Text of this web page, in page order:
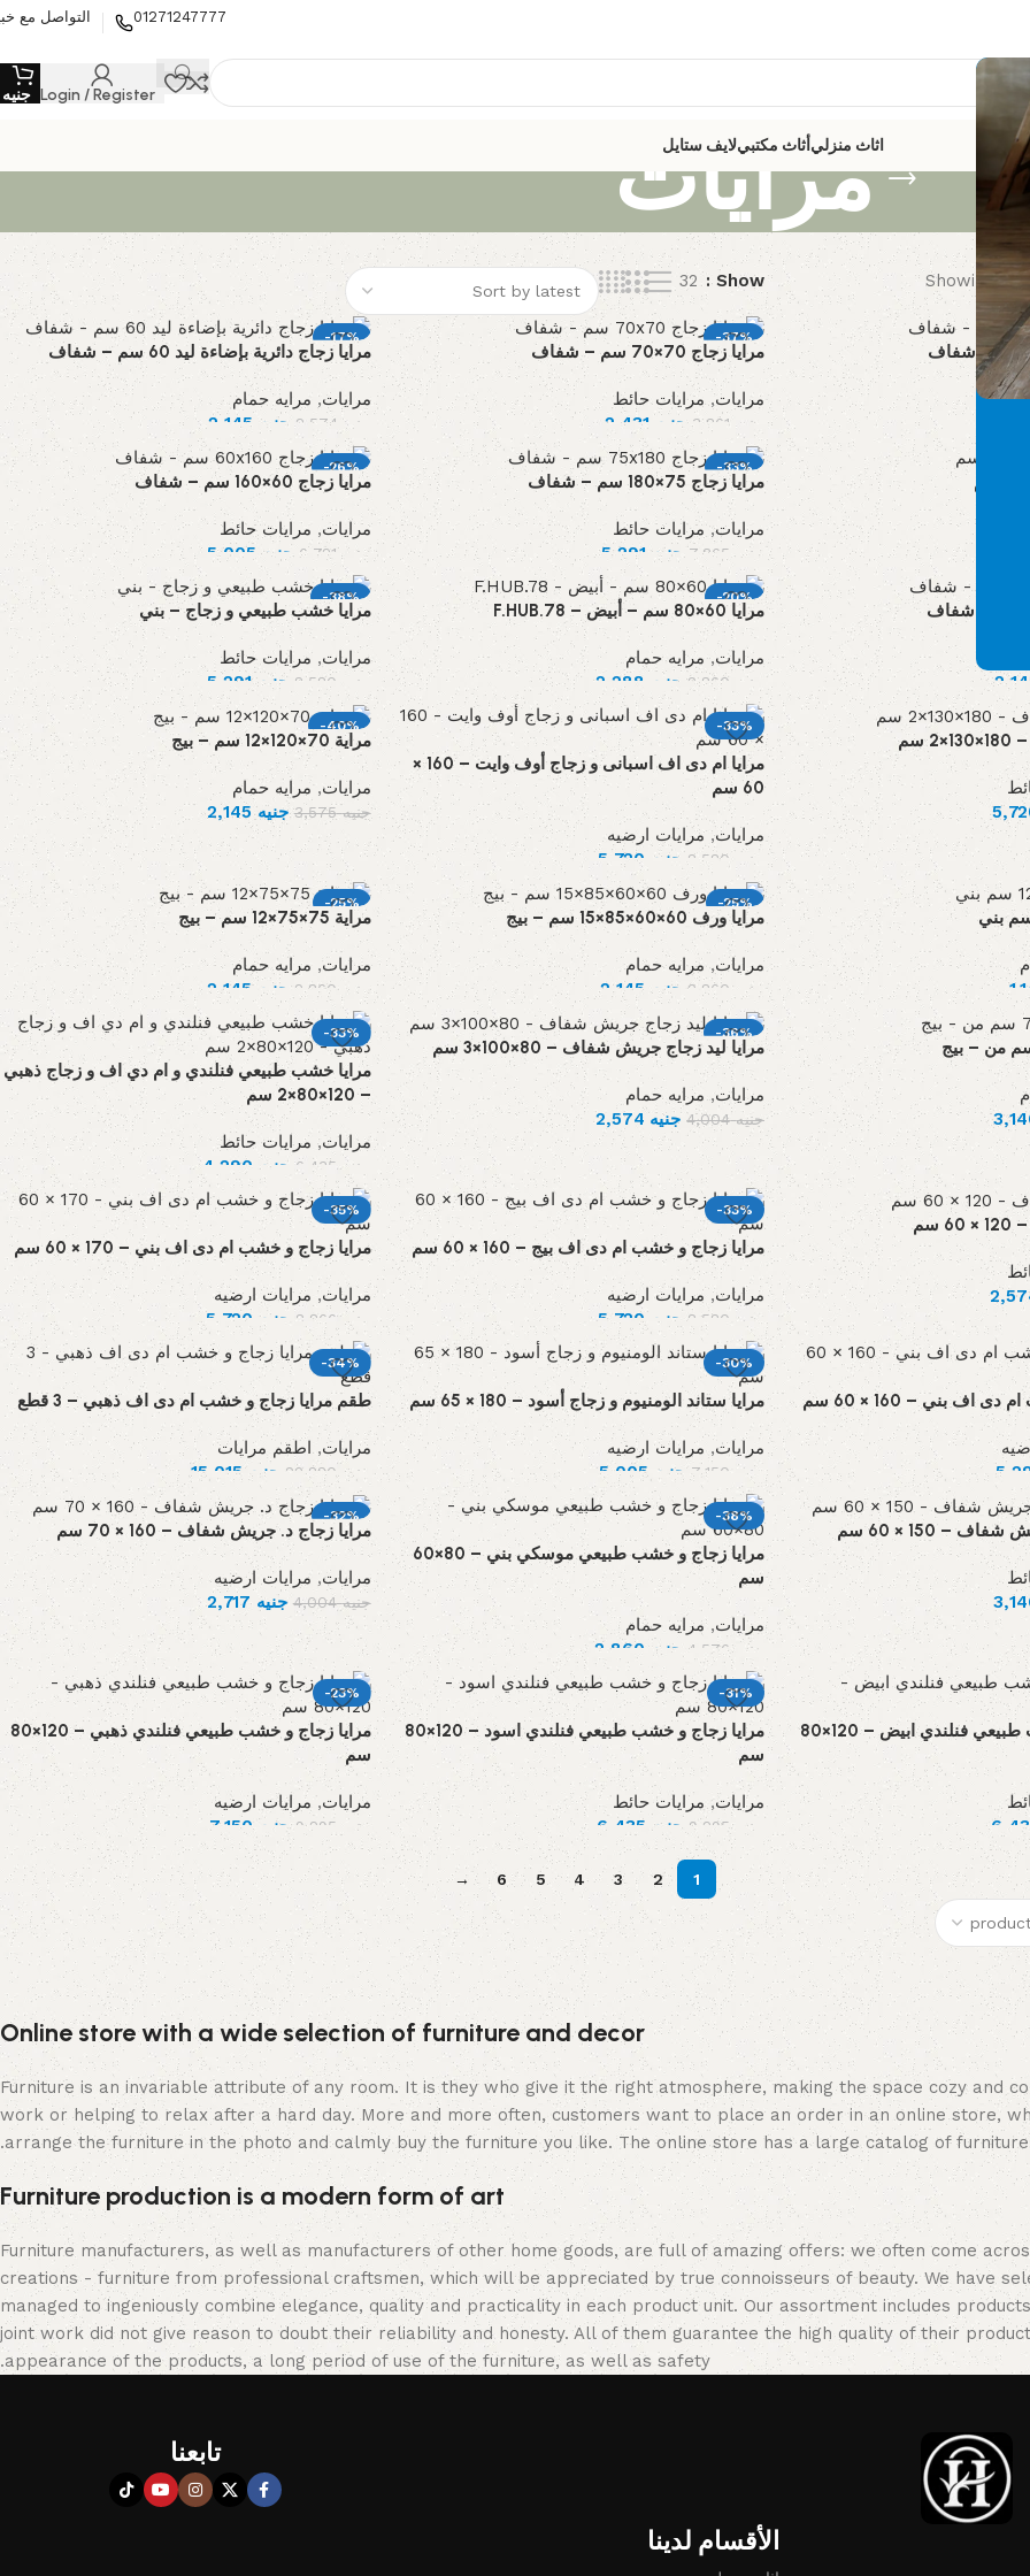
01271247777 التواصل مع
Login / Register جنيه
اثاث منزلي أثاث مكتبيلايف ستايل
مرايات
Showing
Show
32
-37%
مرايا زجاج 70×70 سم – شفاف
مرايات,مرايات حائط
جنيه3,861 جنيه
-17%
مرايا زجاج دائرية بإضاءة ليد 60 سم – شفاف
مرايات, مرايه حمام
جنيه جنيه
-33%
مرايا زجاج 75×180 سم – شفاف
مرايات,مرايات حائط
جنيه 7,865 جنيه5,291
-26%
مرايا زجاج 60×160 سم – شفاف
مرايات, مرايات حائط
جنيه6,721 جنيه5,005
-20%
مرايا 60×80 سم – أبيض – F.HUB.78
مرايات,مرايه حمام
جنيه جنيه
-38%
مرايا خشب طبيعي و زجاج – بني
مرايات,مرايات حائط
جنيه جنيه5,291
-33%
مرايا ام دى اف اسبانى و زجاج أوف وايت – 160 ×
60 سم
مرايات,مرايات ارضيه
جنيه جنيه
-40%
مراية 70×120×12 سم – بيج
مرايات,مرايه حمام
جنيه3,575 جنيه2,145
-25%
مرايا ورف 60×60×85×15 سم – بيج
مرايات,مرايه حمام
جنيه 2,860 جنيه
-25%
مراية 75×75×12 سم – بيج
مرايات, مرايه حمام
جنيه 2,860 جنيه 2,145
-36%
مرايا ليد زجاج جريش شفاف – 80×100×3 سم
مرايات,مرايه حمام
جنيه4,004 جنيه2,574
-33%
مرايا خشب طبيعي فنلندي و ام دي اف و زجاج ذهبي
– 120×80×2 سم
مرايات, مرايات حائط
جنيه 6,435 جنيه
-33%
مرايا زجاج و خشب ام دى اف بيج – 160 × 60 سم
مرايات,مرايات ارضيه
جنيه جنيه 5,720
-35%
مرايا زجاج و خشب ام دى اف بني – 170 × 60 سم
مرايات, مرايات ارضيه
جنيه 8,866 جنيه
اف بني – 160 × 60 سم
-30%
مرايا ستاند الومنيوم و زجاج أسود – 180 × 65 سم
مرايات, مرايات ارضيه
جنيه جنيه
-34%
طقم مرايا زجاج و خشب ام دى اف ذهبي – 3 قطع
مرايات,اطقم مرايات
جنيه 22,880 جنيه 15,015
– 150 × 60 سم
-38%
مرايا زجاج و خشب طبيعي موسكي بني – 80×60
سم
مرايات,مرايه حمام
جنيه 4,576 جنيه
-32%
مرايا زجاج د. جريش شفاف – 160 × 70 سم
مرايات, مرايات ارضيه
جنيه4,004 جنيه 2,717
مرايا زجاج و خشب طبيعي فنلندي ابيض – 120×80
-31%
مرايا زجاج و خشب طبيعي فنلندي اسود – 120×80
سم
مرايات, مرايات حائط
جنيه 9,295 جنيه6,435
-23%
مرايا زجاج و خشب طبيعي فنلندي ذهبي – 120×80
سم
مرايات, مرايات ارضيه
جنيه جنيه 7,150
1
2
3
4
5
6
→
Online store with a wide selection of furniture and decor
Furniture is an invariable attribute of any room. It is they who give it the right atmosphere, making the space cozy and
work or helping to relax after a hard day. More and more often, customers want to place an order in an online store,
arrange the furniture in the photo and calmly buy the furniture you like. The online store has a large catalog of
Furniture production is a modern form of art
Furniture manufacturers, as well as manufacturers of other home goods, are full of amazing offers: we often come
creations - furniture from professional craftsmen, which will be appreciated by true connoisseurs of beauty. We have
managed to ingeniously combine elegance, quality and practicality in each product unit. Our assortment includes
joint work did not give reason to doubt their reliability and honesty. All of them guarantee the high quality of their
appearance of the products, a long period of use of the furniture, as well as safety.
الأقسام لدينا
تابعنا